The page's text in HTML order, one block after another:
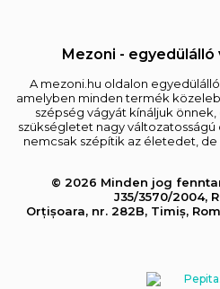
Mezoni - egyedülálló
A mezoni.hu oldalon
amelyben minden termék
szépség vágyát kínáljuk
szükségletet nagy
nemcsak szépítik az életedet,
© 2026 Minden jog
J35/3570/2004,
Orțișoara, nr. 282B, Timiș,